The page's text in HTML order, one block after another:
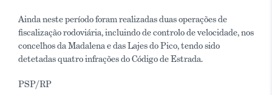
Ainda neste período foram realizadas duas operações de
fiscalização rodoviária, incluindo de controlo de velocidade, nos
concelhos da Madalena e das Lajes do Pico, tendo sido
detetadas quatro infrações do Código de Estrada.
PSP/RP